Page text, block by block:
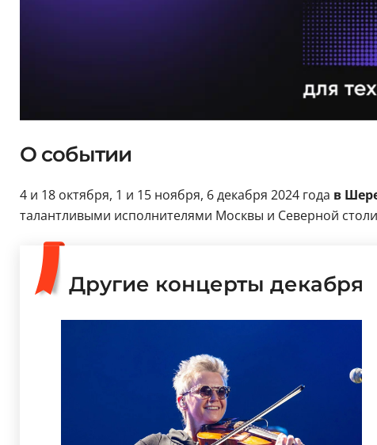
О событии
4 и 18 октября, 1 и 15 ноября, 6 декабря 2024 года в
талантливыми исполнителями Москвы и Северной
Другие концерты декабря